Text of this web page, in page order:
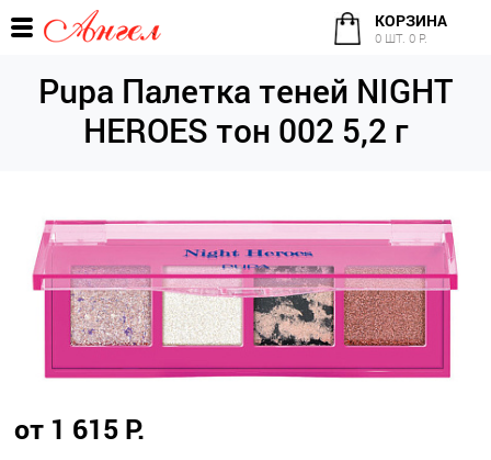
КОРЗИНА
0 ШТ. 0 Р.
Pupa Палетка теней NIGHT
HEROES тон 002 5,2 г
от 1 615 Р.